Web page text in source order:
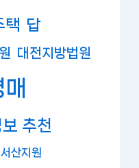
택 답
대전지방법원
추천
서산지원